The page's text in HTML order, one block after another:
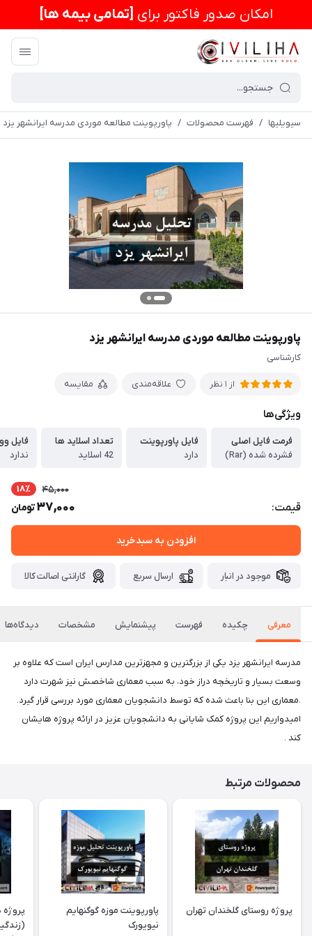
امكان صدور فاکتور برای [تمامی بیمه ها]
سیویلیها / فهرست محصولات / پاورپوینت مطالعه موردی مدرسه ایرانشهر یزد
پاورپوینت مطالعه موردی مدرسه ایرانشهر یزد
کارشناسی
از 1 نظر علاقه‌مندی مقایسه
ویژگی‌ها
فرمت فایل اصلی
فشرده شده (Rar)
فایل پاورپوینت
دارد
تعداد اسلاید ها
42 اسلاید
فایل
ندارد
قیمت:
45,000 18٪
37,000تومان
افزودن به سبدخرید
موجود در انبار ارسال سریع گارانتی اصالت کالا
معرفی چکیده فهرست پیشنمایش مشخصات دیدگاه‌ها
مدرسه ایرانشهر یزد یکی از بزرگترین و مجهزترین مدارس ایران است که علاوه بر
وسعت بسیار و تاریخچه دراز خود، به سبب معماری شاخصش نیز شهرت دارد
.معماری این بنا باعث شده که توسط دانشجویان معماری مورد بررسی قرار گیرد.
امیدواریم این پروژه کمک شایانی به دانشجویان عزیز در ارائه پروژه هایشان
کند .
محصولات مرتبط
پروژه روستای گلخندان تهران
پاورپوینت موزه گوگنهایم
نیویورک
پروژه